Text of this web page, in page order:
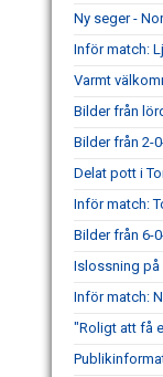
Ny seger -
Inför match:
Varmt
Bilder från
Bilder från 2-
Delat pott i
Inför match:
Bilder från 6-
Islossning på
Inför match:
"Roligt att få